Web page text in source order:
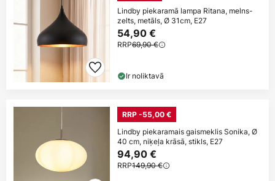
Lindby piekaramā lampa Ritana, melns-
zelts, metāls, Ø 31cm, E27
54,90 €
RRP69,90 €
Ir noliktavā
RRP -55,00 €
Lindby piekaramais gaismeklis Sonika, Ø
40 cm, niķeļa krāsā, stikls, E27
94,90 €
RRP149,90 €